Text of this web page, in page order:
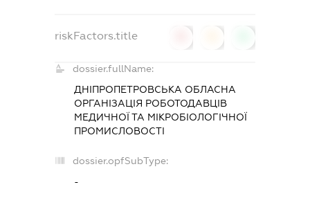
riskFactors.title
dossier.fullName:
ДНІПРОПЕТРОВСЬКА ОБЛАСНА
ОРГАНІЗАЦІЯ РОБОТОДАВЦІВ
МЕДИЧНОЇ ТА МІКРОБІОЛОГІЧНОЇ
ПРОМИСЛОВОСТІ
dossier.opfSubType:
-